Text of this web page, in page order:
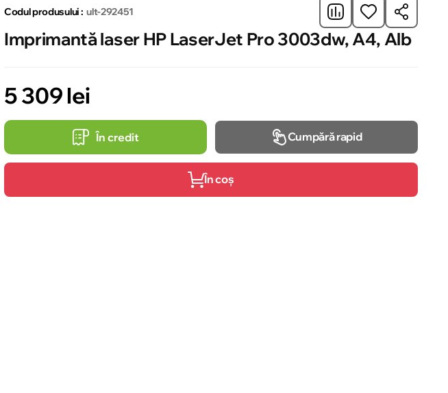
Codul produsului : ult-292451
Imprimantă laser HP LaserJet Pro 3003dw, A4, Alb
5 309 lei
În credit Cumpără rapid
În coș